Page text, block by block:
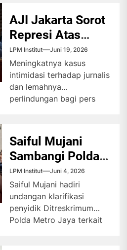
AJI Jakarta Sorot
Represi Atas
Jurnalis dan
Persma
LPM Institut Juni 19, 2026
Meningkatnya kasus
intimidasi terhadap jurnalis
dan lemahnya
perlindungan bagi pers
untuk menggelar diskusi
guna merefleksikan...
Saiful Mujani
Sambangi Polda
Atas Dugaan
Makar
LPM Institut Juni 4, 2026
Saiful Mujani hadiri
undangan klarifikasi
penyidik Ditreskrimum
Polda Metro Jaya terkait